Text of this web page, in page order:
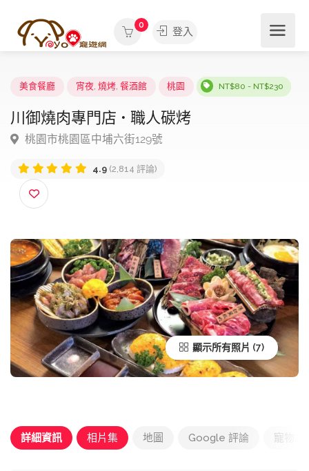
0
登入
美食餐廳 宵夜,燒烤,餐酒館 桃園 NT$80 - NT$230
川御燒肉專門店 • 職人碳烤
顯示所有照片
詳細資訊 相片集 地圖 Google 評論 寵物友